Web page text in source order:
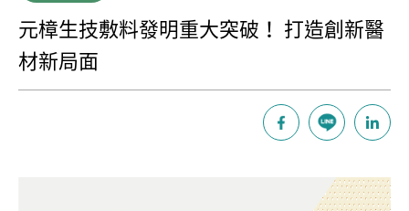
元樟生技敷料發明重大突破！ 打造創新醫
材新局面